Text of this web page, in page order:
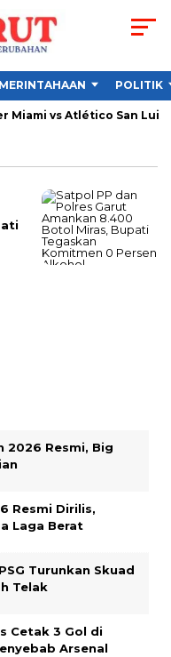
POLITIK
Miami vs Atlético San Luis:
2026 Resmi, Big
Resmi Dirilis,
Laga Berat
Turunkan Skuad
Telak
Cetak 3 Gol di
Arsenal